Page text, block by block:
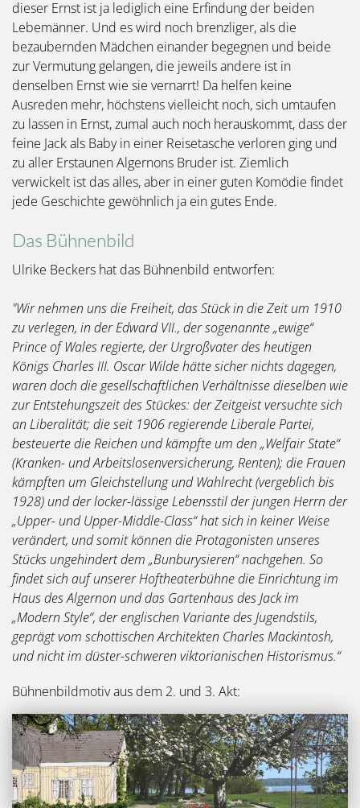
dieser Ernst ist ja lediglich eine Erfindung der beiden
Lebemänner. Und es wird noch brenzliger, als die
bezaubernden Mädchen einander begegnen und beide
zur Vermutung gelangen, die jeweils andere ist in
denselben Ernst wie sie vernarrt! Da helfen keine
Ausreden mehr, höchstens vielleicht noch, sich umtaufen
zu lassen in Ernst, zumal auch noch herauskommt, dass der
feine Jack als Baby in einer Reisetasche verloren ging und
zu aller Erstaunen Algernons Bruder ist. Ziemlich
verwickelt ist das alles, aber in einer guten Komödie findet
jede Geschichte gewöhnlich ja ein gutes Ende.
Das Bühnenbild
Ulrike Beckers hat das Bühnenbild entworfen:
"Wir nehmen uns die Freiheit, das Stück in die Zeit um 1910
zu verlegen, in der Edward VII., der sogenannte „ewige“
Prince of Wales regierte, der Urgroßvater des heutigen
Königs Charles III. Oscar Wilde hätte sicher nichts dagegen,
waren doch die gesellschaftlichen Verhältnisse dieselben wie
zur Entstehungszeit des Stückes: der Zeitgeist versuchte sich
an Liberalität; die seit 1906 regierende Liberale Partei,
besteuerte die Reichen und kämpfte um den „Welfair State“
(Kranken- und Arbeitslosenversicherung, Renten); die Frauen
kämpften um Gleichstellung und Wahlrecht (vergeblich bis
1928) und der locker-lässige Lebensstil der jungen Herrn der
„Upper- und Upper-Middle-Class“ hat sich in keiner Weise
verändert, und somit können die Protagonisten unseres
Stücks ungehindert dem „Bunburysieren“ nachgehen. So
findet sich auf unserer Hoftheaterbühne die Einrichtung im
Haus des Algernon und das Gartenhaus des Jack im
„Modern Style“, der englischen Variante des Jugendstils,
geprägt vom schottischen Architekten Charles Mackintosh,
und nicht im düster-schweren viktorianischen Historismus.“
Bühnenbildmotiv aus dem 2. und 3. Akt: